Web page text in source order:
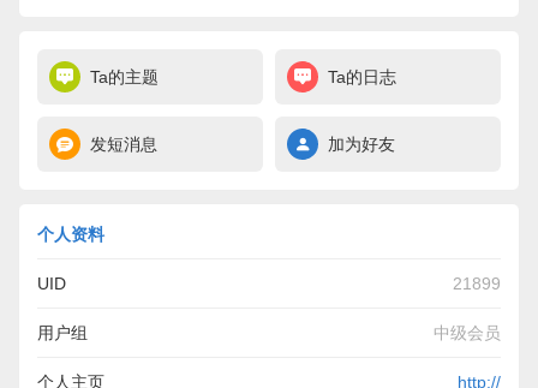
Ta的主题 Ta的日志
发短消息 加为好友
个人资料
UID 21899
用户组 中级会员
个人主页 http://